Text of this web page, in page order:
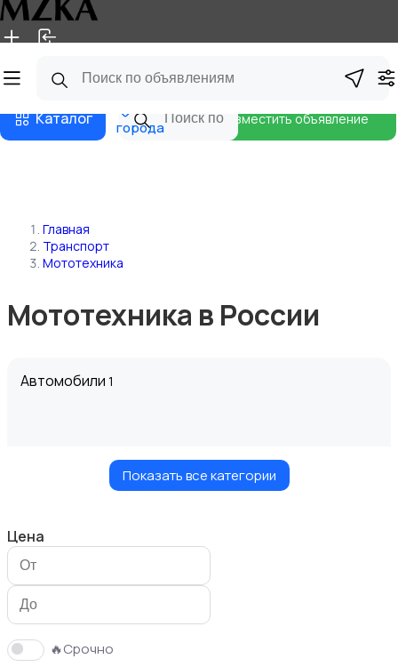
Главная Магазины
Каталог
города
Разместить объявление
Главная
Транспорт
Мототехника
Мототехника в России
Автомобили 1
Водный транспорт
Показать все категории
Цена
🔥Срочно